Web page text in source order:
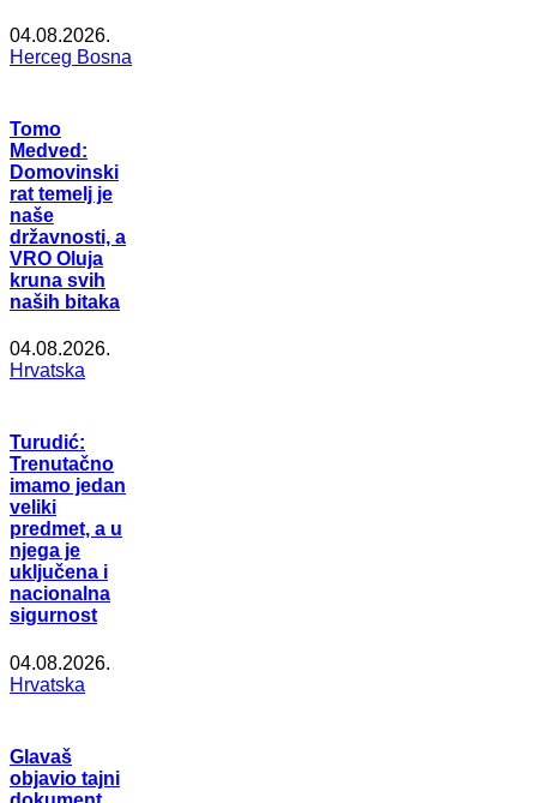
04.08.2026.
Herceg Bosna
Tomo
Medved:
Domovinski
rat temelj je
naše
državnosti, a
VRO Oluja
kruna svih
naših bitaka
04.08.2026.
Hrvatska
Turudić:
Trenutačno
imamo jedan
veliki
predmet, a u
njega je
uključena i
nacionalna
sigurnost
04.08.2026.
Hrvatska
Glavaš
objavio tajni